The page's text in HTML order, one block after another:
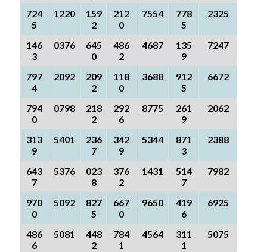
724
5
1220
159
2
212
0
7554
778
5
2325
146
3
0376
645
0
486
2
4687
135
9
7247
797
4
2092
209
2
118
0
3688
912
5
6672
794
0
0798
218
2
292
6
8775
261
9
2062
313
9
5401
236
7
342
9
5344
871
3
2388
643
7
5376
023
8
376
2
1431
514
7
7982
970
0
5092
827
5
667
0
9650
419
6
6925
486
6
5081
448
2
784
1
4564
311
1
5075